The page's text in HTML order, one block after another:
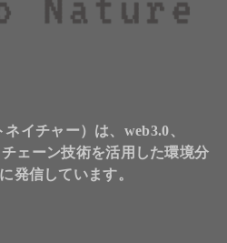
イチャー）は、web3.0、
ェーン技術を活用した環境分
発信しています。